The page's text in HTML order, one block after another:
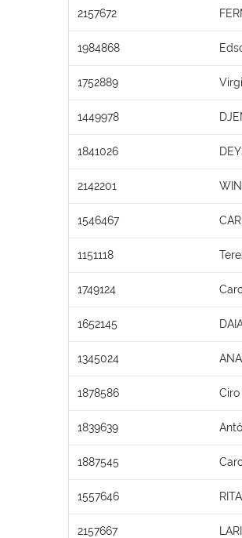
2157672
1984868
1752889
1449978
1841026
2142201
1546467
1151118
1749124
1652145
1345024
1878586
1839639
1887545
1557646
2157667